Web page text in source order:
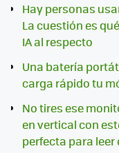
Hay personas
La cuestión es
IA al respecto
Una batería
carga rápido tu
No tires ese
en vertical con
perfecta para leer